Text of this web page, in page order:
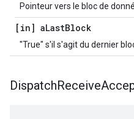
Pointeur vers le bloc de
[in] aLastBlock
"True" s'il s'agit du dernier
DispatchReceive